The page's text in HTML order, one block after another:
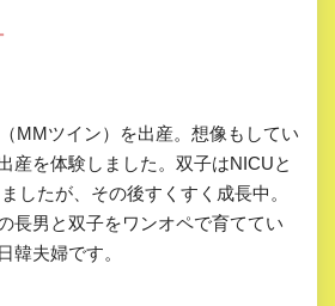
MMツイン）を出産。想像もしてい
産を体験しました。双子はNICUと
したが、その後すくすく成長中。
長男と双子をワンオペで育ててい
韓夫婦です。